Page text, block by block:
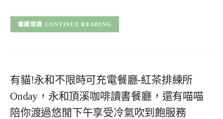
CONTINUE READING
有貓!永和不限時可充電餐廳-紅茶排練所
Onday，永和頂溪咖啡讀書餐廳，還有喵喵
陪你渡過悠閒下午享受冷氣吹到飽服務